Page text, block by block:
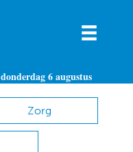
donderdag 6 augustus
Zorg